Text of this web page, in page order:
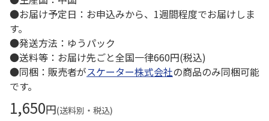
●お届け予定日：お申込みから、1週間程度でお届けしま
す。
●発送方法：ゆうパック
●送料等：お届け先ごと全国一律660円(税込)
●同梱：販売者がスケーター株式会社の商品のみ同梱可能
です。
1,650円(送料別・税込)